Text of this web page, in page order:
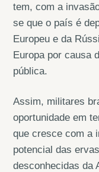
tem, com a
se que o país é
Europeu e da
Europa por causa
pública.
Assim, militares
oportunidade em
que cresce com a
potencial das
desconhecidas da